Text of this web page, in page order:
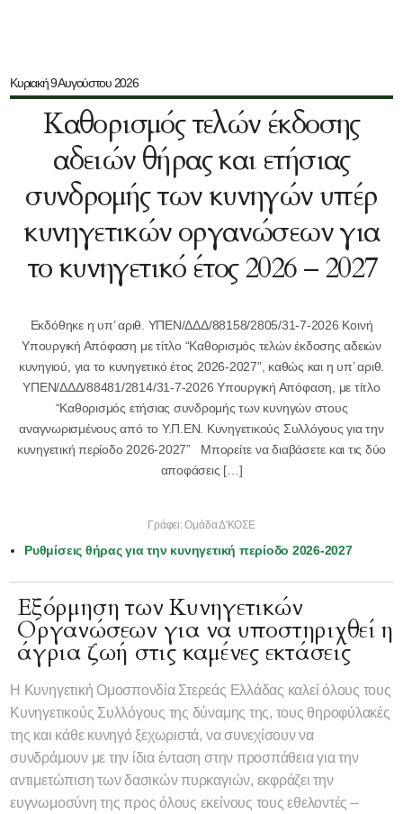
Κυριακή 9 Αυγούστου 2026
Καθορισμός τελών έκδοσης
αδειών θήρας και ετήσιας
συνδρομής των κυνηγών υπέρ
κυνηγετικών οργανώσεων για
το κυνηγετικό έτος 2026 – 2027
Εκδόθηκε η υπ’ αριθ. ΥΠΕΝ/ΔΔΔ/88158/2805/31-7-2026 Κοινή
Υπουργική Απόφαση με τίτλο “Καθορισμός τελών έκδοσης αδειών
κυνηγιού, για το κυνηγετικό έτος 2026-2027”, καθώς και η υπ’ αριθ.
ΥΠΕΝ/ΔΔΔ/88481/2814/31-7-2026 Υπουργική Απόφαση, με τίτλο
“Καθορισμός ετήσιας συνδρομής των κυνηγών στους
αναγνωρισμένους από το Υ.Π.ΕΝ. Κυνηγετικούς Συλλόγους για την
κυνηγετική περίοδο 2026-2027” Μπορείτε να διαβάσετε και τις δύο
αποφάσεις […]
Γράφει: Ομάδα Δ'ΚΟΣΕ
Ρυθμίσεις θήρας για την κυνηγετική περίοδο 2026-2027
Εξόρμηση των Κυνηγετικών
Οργανώσεων για να υποστηριχθεί η
άγρια ζωή στις καμένες εκτάσεις
Η Κυνηγετική Ομοσπονδία Στερεάς Ελλάδας καλεί όλους τους
Κυνηγετικούς Συλλόγους της δύναμης της, τους θηροφύλακές
της και κάθε κυνηγό ξεχωριστά, να συνεχίσουν να
συνδράμουν με την ίδια ένταση στην προσπάθεια για την
αντιμετώπιση των δασικών πυρκαγιών, εκφράζει την
ευγνωμοσύνη της προς όλους εκείνους τους εθελοντές –